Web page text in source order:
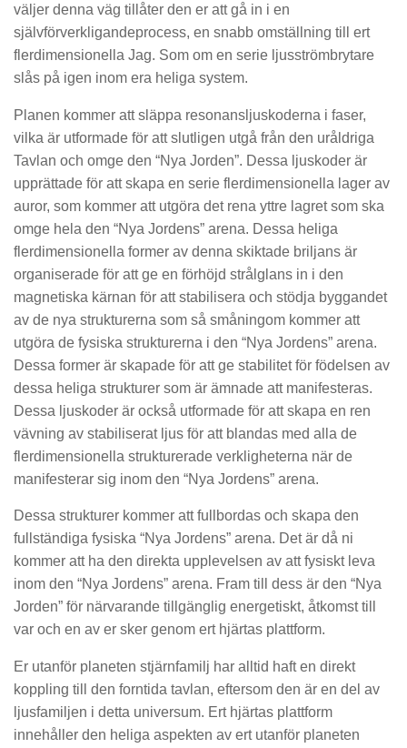
väljer denna väg tillåter den er att gå in i en
självförverkligandeprocess, en snabb omställning till ert
flerdimensionella Jag. Som om en serie ljusströmbrytare
slås på igen inom era heliga system.
Planen kommer att släppa resonansljuskoderna i faser,
vilka är utformade för att slutligen utgå från den uråldriga
Tavlan och omge den “Nya Jorden”. Dessa ljuskoder är
upprättade för att skapa en serie flerdimensionella lager av
auror, som kommer att utgöra det rena yttre lagret som ska
omge hela den “Nya Jordens” arena. Dessa heliga
flerdimensionella former av denna skiktade briljans är
organiserade för att ge en förhöjd strålglans in i den
magnetiska kärnan för att stabilisera och stödja byggandet
av de nya strukturerna som så småningom kommer att
utgöra de fysiska strukturerna i den “Nya Jordens” arena.
Dessa former är skapade för att ge stabilitet för födelsen av
dessa heliga strukturer som är ämnade att manifesteras.
Dessa ljuskoder är också utformade för att skapa en ren
vävning av stabiliserat ljus för att blandas med alla de
flerdimensionella strukturerade verkligheterna när de
manifesterar sig inom den “Nya Jordens” arena.
Dessa strukturer kommer att fullbordas och skapa den
fullständiga fysiska “Nya Jordens” arena. Det är då ni
kommer att ha den direkta upplevelsen av att fysiskt leva
inom den “Nya Jordens” arena. Fram till dess är den “Nya
Jorden” för närvarande tillgänglig energetiskt, åtkomst till
var och en av er sker genom ert hjärtas plattform.
Er utanför planeten stjärnfamilj har alltid haft en direkt
koppling till den forntida tavlan, eftersom den är en del av
ljusfamiljen i detta universum. Ert hjärtas plattform
innehåller den heliga aspekten av ert utanför planeten